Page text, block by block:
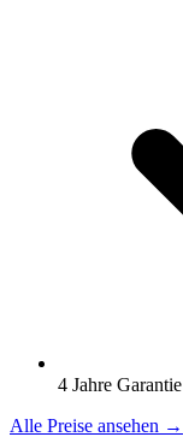
4 Jahre Garantie
Alle Preise ansehen →